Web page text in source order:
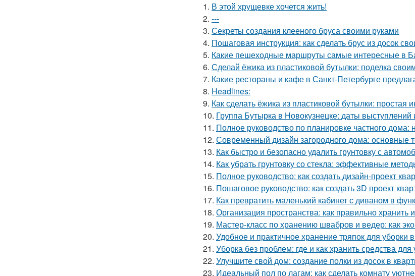
1. В этой хрущевке хочется жить!
2. ---
3. Секреты создания клееного бруса своими руками
4. Пошаговая инструкция: как сделать брус из досок
5. Какие пешеходные маршруты самые интересные в
6. Сделай ёжика из пластиковой бутылки: поделка
7. Какие рестораны и кафе в Санкт-Петербурге
8. Headlines:
9. Как сделать ёжика из пластиковой бутылки: простая
10. Группа Бутырка в Новокузнецке: даты
11. Полное руководство по планировке частного
12. Современный дизайн загородного дома: основные
13. Как быстро и безопасно удалить грунтовку с
14. Как убрать грунтовку со стекла: эффективные
15. Полное руководство: как создать дизайн-проект
16. Пошаговое руководство: как создать 3D проект
17. Как превратить маленький кабинет с диваном в
18. Организация пространства: как правильно хранить
19. Мастер-класс по хранению швабров и ведер: как
20. Удобное и практичное хранение тряпок для уборки
21. Уборка без проблем: где и как хранить средства для
22. Улучшите свой дом: создание полки из досок в
23. Идеальный пол по лагам: как сделать комнату